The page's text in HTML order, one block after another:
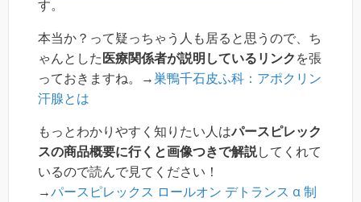
す。
本当か？って疑っちゃう人も居ると思うので、ち
ゃんとした医療関係者が説明しているリンクを張
っておきますね。→巣鴨千石皮ふ科：アポクリン
汗腺とは
もっとわかりやすく知りたい人はパースピレック
スの商品概要に行くと画像つきで解説してくれて
いるので読んで見てください！
→パースピレックス ロールオン デトランス α 制